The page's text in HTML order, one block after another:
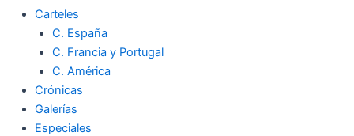
Carteles
C. España
C. Francia y Portugal
C. América
Crónicas
Galerías
Especiales